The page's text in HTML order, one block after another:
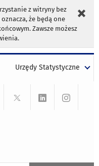
z witryny bez
że będą one
Zawsze możesz
Urzędy Statystyczne